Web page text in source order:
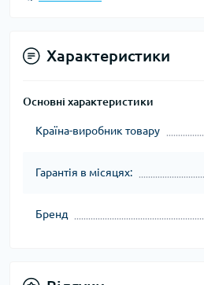
Характеристики
Основні характеристики
Країна-виробник товару
Гарантія в місяцях:
Бренд